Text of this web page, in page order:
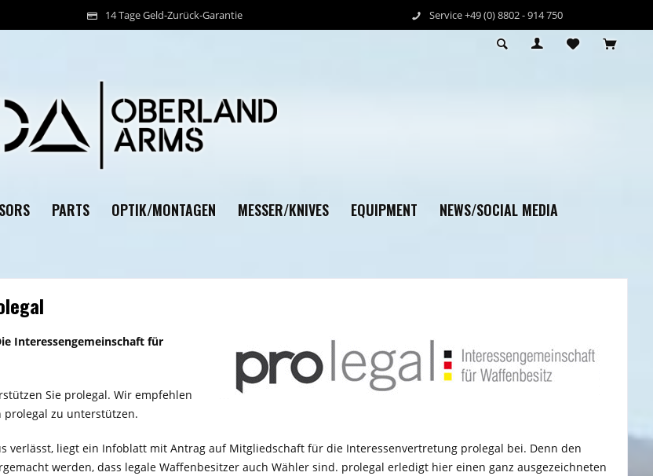
14 Tage Geld-Zurück-Garantie Service +49 (0) 8802 - 914 750
PARTS OPTIK/MONTAGEN MESSER/KNIVES EQUIPMENT NEWS/SOCIAL MEDIA
Interessengemeinschaft für
Sie prolegal. Wir empfehlen
zu unterstützen.
verlässt, liegt ein Infoblatt mit Antrag auf Mitgliedschaft für die Interessenvertretung prolegal bei. Denn den
werden, dass legale Waffenbesitzer auch Wähler sind. prolegal erledigt hier einen ganz ausgezeichneten